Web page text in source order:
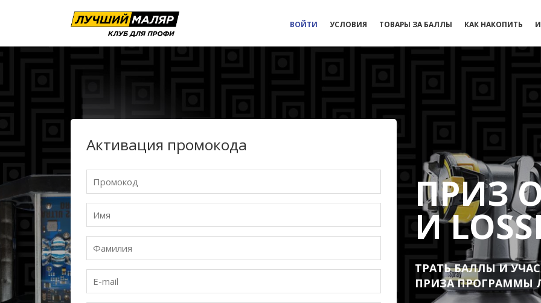
ВОЙТИ УСЛОВИЯ ТОВАРЫ ЗА БАЛЛЫ КАК НАКОПИТЬ
Активация промокода
ПРИЗ
И
ТРАТЬ БАЛЛЫ И
ПРИЗА ПРОГРАММЫ